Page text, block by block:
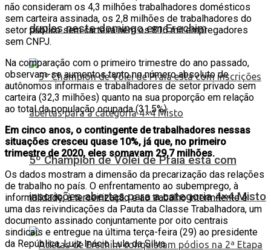
duplas neste domingo em Erechim
5º Champion de Vôlei de Praia está com
inscrições abertas para a categoria 4×4 Misto
não consideram os 4,3 milhões trabalhadores domésticos
sem carteira assinada, os 2,8 milhões de trabalhadores do
setor público sem carteira nem os 816 mil empregadores
sem CNPJ.
Na comparação com o primeiro trimestre do ano passado,
observam-se aumentos tanto no número absoluto de
autônomos informais e trabalhadores de setor privado sem
carteira (32,3 milhões) quanto na sua proporção em relação
ao total da população ocupada (31,5%).
Em cinco anos, o contingente de trabalhadores nessas
situações cresceu quase 10%, já que, no primeiro
trimestre de 2020, eles somavam 29,7 milhões.
Os dados mostram a dimensão da precarização das relações
de trabalho no país. O enfrentamento ao subemprego, à
informalidade, à terceirização e ao trabalho intermitente é
uma das reivindicações da Pauta da Classe Trabalhadora, um
documento assinado conjuntamente por oito centrais
sindicais e entregue na última terça-feira (29) ao presidente
da República, Luiz Inácio Lula da Silva.